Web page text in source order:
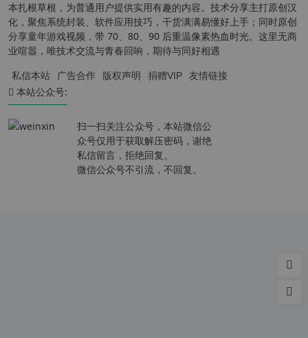
本扎根草根，为普通用户提供实用有趣的内容。技术分享主打原创汉
化，聚焦系统封装、软件应用技巧，干货满满易懂好上手；同时原创
分享童年游戏视频，带 70、80、90 后重温像素热血时光。这里无商
业喧嚣，唯技术交流与青春回响，期待与同好相遇
私信本站 广告合作 版权声明 捐赠VIP 友情链接
本站公众号:
扫一扫关注公众号，本站微信公
众号仅用于获取解压密码，谢绝
私信留言，拒绝回复。
微信公众号不引流，不回复。